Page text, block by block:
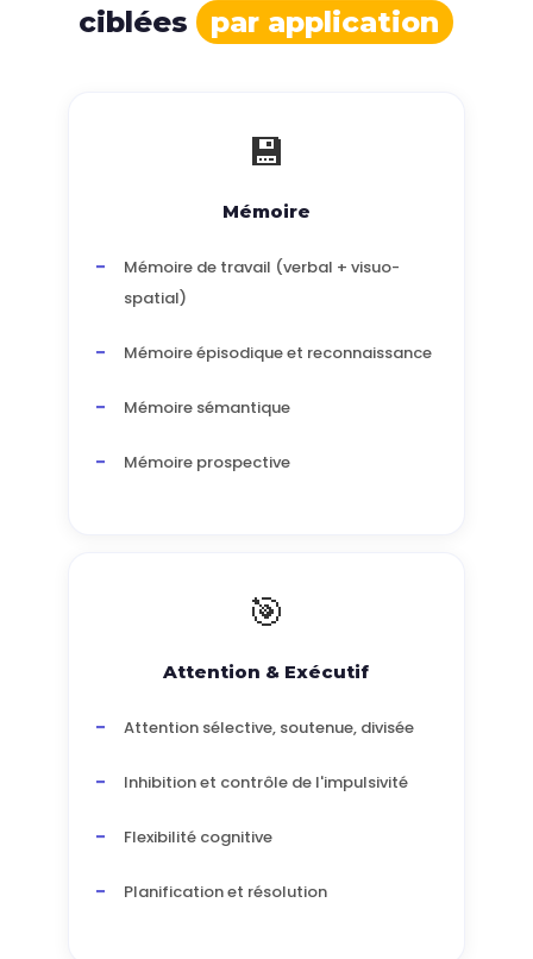
ciblées par application
💾
Mémoire
Mémoire de travail (verbal + visuo-
spatial)
Mémoire épisodique et reconnaissance
Mémoire sémantique
Mémoire prospective
🎯
Attention & Exécutif
Attention sélective, soutenue, divisée
Inhibition et contrôle de l'impulsivité
Flexibilité cognitive
Planification et résolution